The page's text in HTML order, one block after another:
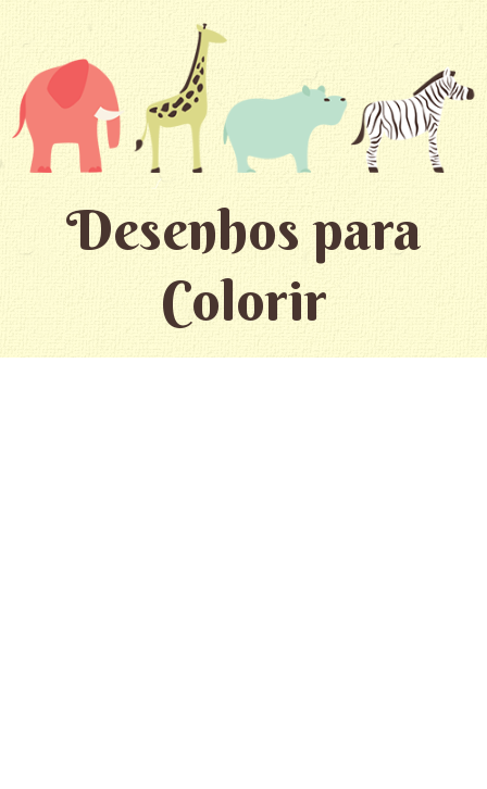
Desenhos para
Colorir